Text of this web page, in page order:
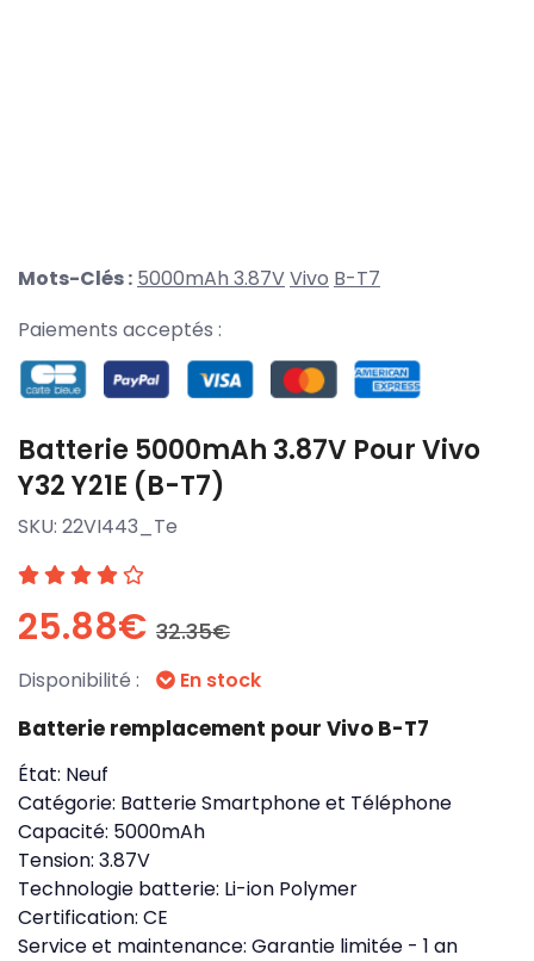
Mots-Clés : 5000mAh 3.87VVivo B-T7
Paiements acceptés :
Batterie 5000mAh 3.87V Pour Vivo
Y32 Y21E (B-T7)
SKU: 22VI443_Te
25.88€ 32.35€
Disponibilité : En stock
Batterie remplacement pour Vivo B-T7
État: Neuf
Catégorie: Batterie Smartphone et Téléphone
Capacité: 5000mAh
Tension: 3.87V
Technologie batterie: Li-ion Polymer
Certification: CE
Service et maintenance: Garantie limitée - 1 an